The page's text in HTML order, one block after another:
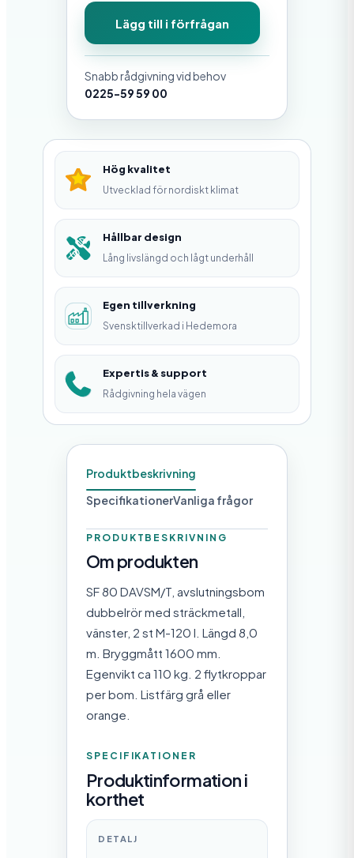
8
0
D
a
s
/
t
m
ä
n
g
Lägg till i förfrågan
Snabb rådgivning vid behov
0225-59 59 00
Hög kvalitet
Utvecklad för nordiskt klimat
Hållbar design
Lång livslängd och lågt underhåll
Egen tillverkning
Svensktillverkad i Hedemora
Expertis & support
Rådgivning hela vägen
Produktbeskrivning
SpecifikationerVanliga frågor
PRODUKTBESKRIVNING
Om produkten
SF 80 DAVSM/T, avslutningsbom
dubbelrör med sträckmetall,
vänster, 2 st M-120 l. Längd 8,0
m. Bryggmått 1600 mm.
Egenvikt ca 110 kg. 2 flytkroppar
per bom. Listfärg grå eller
orange.
SPECIFIKATIONER
Produktinformation i
korthet
DETALJ